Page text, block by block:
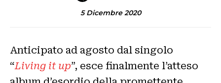
5 Dicembre 2020
Anticipato ad agosto dal singolo
“Living it up”, esce finalmente l’atteso